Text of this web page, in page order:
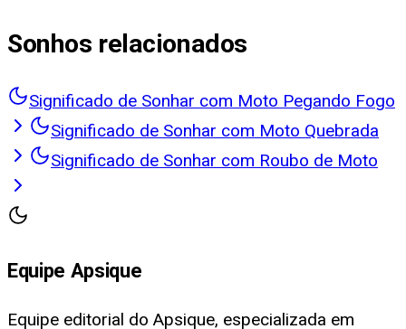
Sonhos relacionados
Significado de Sonhar com Moto Pegando Fogo
Significado de Sonhar com Moto Quebrada
Significado de Sonhar com Roubo de Moto
Equipe Apsique
Equipe editorial do Apsique, especializada em